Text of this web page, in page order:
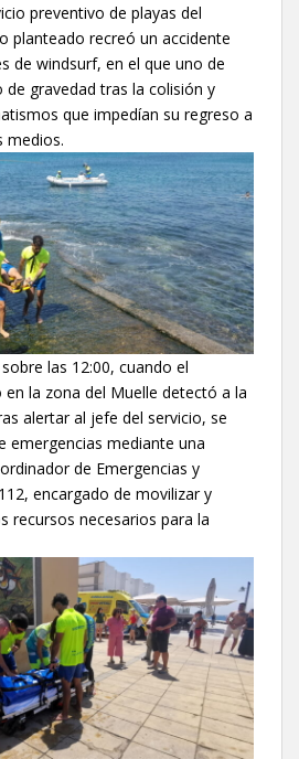
preventivo de playas del
planteado recreó un accidente
de windsurf, en el que uno de
de gravedad tras la colisión y
que impedían su regreso a
medios.
las 12:00, cuando el
la zona del Muelle detectó a la
alertar al jefe del servicio, se
emergencias mediante una
de Emergencias y
encargado de movilizar y
recursos necesarios para la